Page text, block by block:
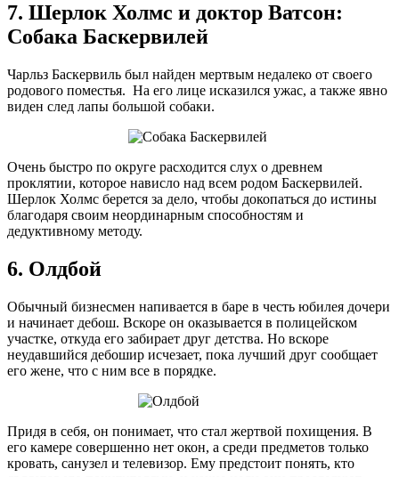
7. Шерлок Холмс и доктор Ватсон:
Собака Баскервилей
Чарльз Баскервиль был найден мертвым недалеко от своего
родового поместья. На его лице исказился ужас, а также явно
виден след лапы большой собаки.
Очень быстро по округе расходится слух о древнем
проклятии, которое нависло над всем родом Баскервилей.
Шерлок Холмс берется за дело, чтобы докопаться до истины
благодаря своим неординарным способностям и
дедуктивному методу.
6. Олдбой
Обычный бизнесмен напивается в баре в честь юбилея дочери
и начинает дебош. Вскоре он оказывается в полицейском
участке, откуда его забирает друг детства. Но вскоре
неудавшийся дебошир исчезает, пока лучший друг сообщает
его жене, что с ним все в порядке.
Придя в себя, он понимает, что стал жертвой похищения. В
его камере совершенно нет окон, а среди предметов только
кровать, санузел и телевизор. Ему предстоит понять, кто